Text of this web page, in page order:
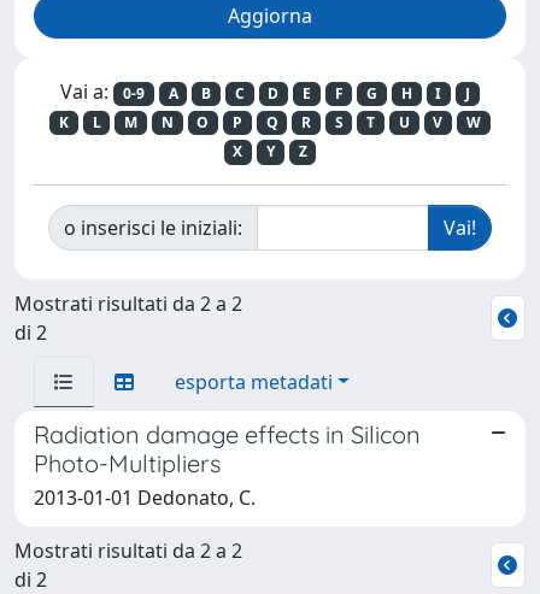
Vai a: 0-9 A B C D E F G H I
J
K
L M N O P Q R S T U V
W
X
Y Z
o inserisci le iniziali:
Mostrati risultati da 2 a 2
di 2
esporta metadati
Radiation damage effects in Silicon
Photo-Multipliers
2013-01-01 Dedonato, C.
Mostrati risultati da 2 a 2
di 2